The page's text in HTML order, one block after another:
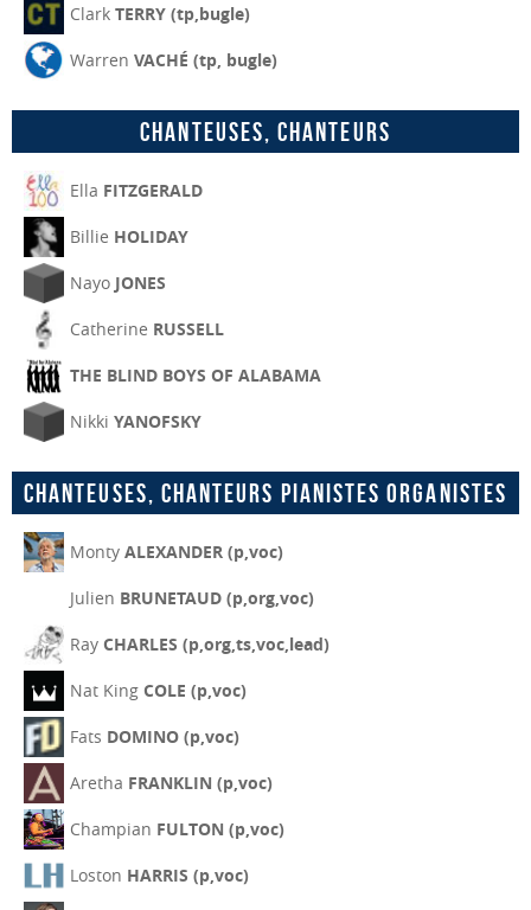
Clark TERRY (tp,bugle)
Warren VACHÉ (tp, bugle)
Chanteuses, chanteurs
Ella FITZGERALD
Billie HOLIDAY
Nayo JONES
Catherine RUSSELL
THE BLIND BOYS OF ALABAMA
Nikki YANOFSKY
Chanteuses, chanteurs pianistes organistes
Monty ALEXANDER (p,voc)
Julien BRUNETAUD (p,org,voc)
Ray CHARLES (p,org,ts,voc,lead)
Nat King COLE (p,voc)
Fats DOMINO (p,voc)
Aretha FRANKLIN (p,voc)
Champian FULTON (p,voc)
Loston HARRIS (p,voc)